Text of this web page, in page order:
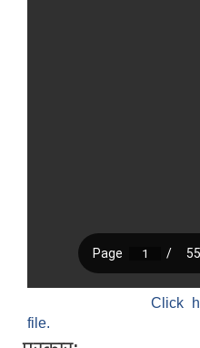
Click
file.